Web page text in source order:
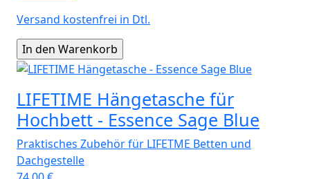
Versand kostenfrei in Dtl.
LIFETIME Hängetasche für
Hochbett - Essence Sage Blue
Praktisches Zubehör für LIFETME Betten und
Dachgestelle